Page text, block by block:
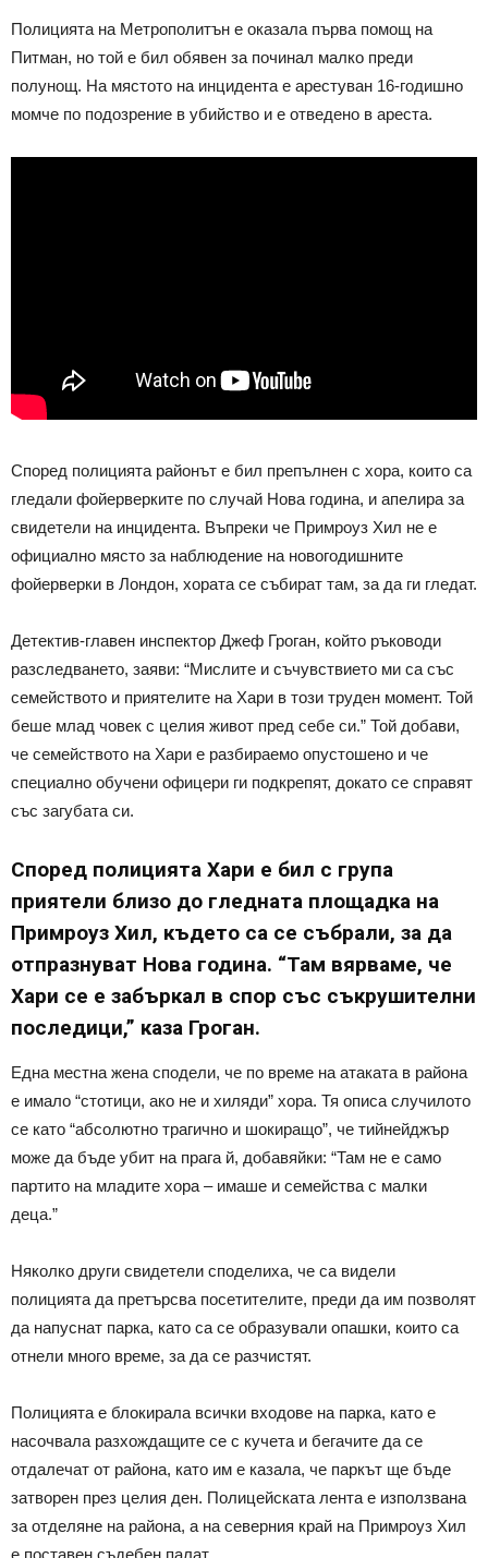
Полицията на Метрополитън е оказала първа помощ на
Питман, но той е бил обявен за починал малко преди
полунощ. На мястото на инцидента е арестуван 16-годишно
момче по подозрение в убийство и е отведено в ареста.
Според полицията районът е бил препълнен с хора, които са
гледали фойерверките по случай Нова година, и апелира за
свидетели на инцидента. Въпреки че Примроуз Хил не е
официално място за наблюдение на новогодишните
фойерверки в Лондон, хората се събират там, за да ги гледат.
Детектив-главен инспектор Джеф Гроган, който ръководи
разследването, заяви: “Мислите и съчувствието ми са със
семейството и приятелите на Хари в този труден момент. Той
беше млад човек с целия живот пред себе си.” Той добави,
че семейството на Хари е разбираемо опустошено и че
специално обучени офицери ги подкрепят, докато се справят
със загубата си.
Според полицията Хари е бил с група
приятели близо до гледната площадка на
Примроуз Хил, където са се събрали, за да
отпразнуват Нова година. “Там вярваме, че
Хари се е забъркал в спор със съкрушителни
последици,” каза Гроган.
Една местна жена сподели, че по време на атаката в района
е имало “стотици, ако не и хиляди” хора. Тя описа случилото
се като “абсолютно трагично и шокиращо”, че тийнейджър
може да бъде убит на прага й, добавяйки: “Там не е само
партито на младите хора – имаше и семейства с малки
деца.”
Няколко други свидетели споделиха, че са видели
полицията да претърсва посетителите, преди да им позволят
да напуснат парка, като са се образували опашки, които са
отнели много време, за да се разчистят.
Полицията е блокирала всички входове на парка, като е
насочвала разхождащите се с кучета и бегачите да се
отдалечат от района, като им е казала, че паркът ще бъде
затворен през целия ден. Полицейската лента е използвана
за отделяне на района, а на северния край на Примроуз Хил
е поставен съдебен палат.